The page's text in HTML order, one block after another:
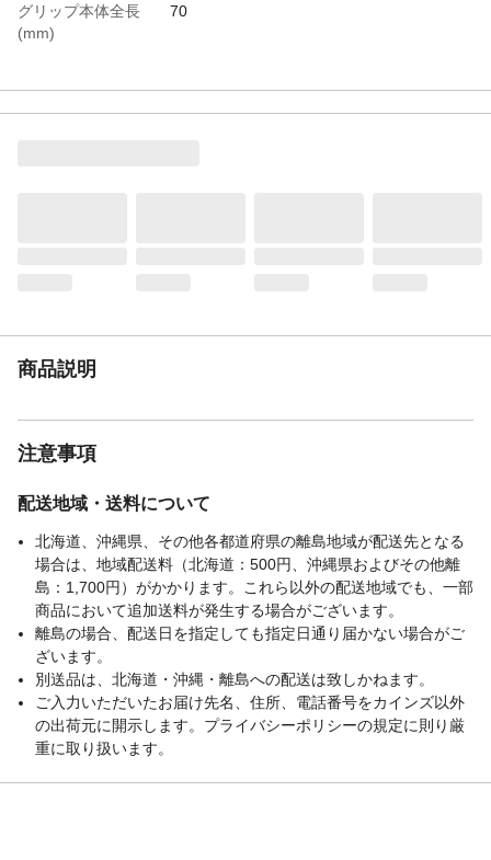
グリップ本体全長
(mm)
70
重さ
17.000G
商品説明
注意事項
配送地域・送料について
北海道、沖縄県、その他各都道府県の離島地域が配送先となる
場合は、地域配送料（北海道：500円、沖縄県およびその他離
島：1,700円）がかかります。これら以外の配送地域でも、一部
商品において追加送料が発生する場合がございます。
離島の場合、配送日を指定しても指定日通り届かない場合がご
ざいます。
別送品は、北海道・沖縄・離島への配送は致しかねます。
ご入力いただいたお届け先名、住所、電話番号をカインズ以外
の出荷元に開示します。プライバシーポリシーの規定に則り厳
重に取り扱います。